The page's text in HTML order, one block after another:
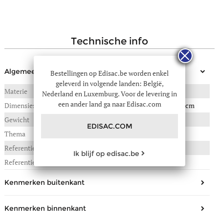
technische info
Algemeen
Materie
BEDEKT WEEFSEL
Dimensies
13(B) x 3(L) x 10(H) in cm
Gewicht
Thema
Referentie :
Referentie fabrikant
Kenmerken buitenkant
Kenmerken binnenkant
Bestellingen op Edisac.be worden enkel
geleverd in volgende landen: België,
Nederland en Luxemburg. Voor de levering in
een ander land ga naar Edisac.com
EDISAC.COM
Ik blijf op edisac.be